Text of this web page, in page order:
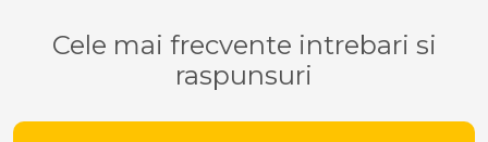
Cele mai frecvente intrebari si
raspunsuri